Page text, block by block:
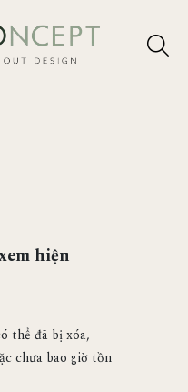
hiện
thể đã bị xóa,
chưa bao giờ tồn